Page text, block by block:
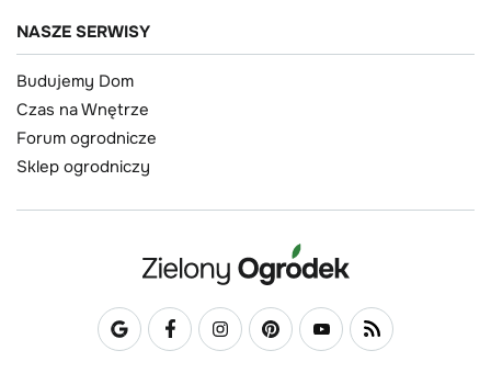
NASZE SERWISY
Budujemy Dom
Czas na Wnętrze
Forum ogrodnicze
Sklep ogrodniczy